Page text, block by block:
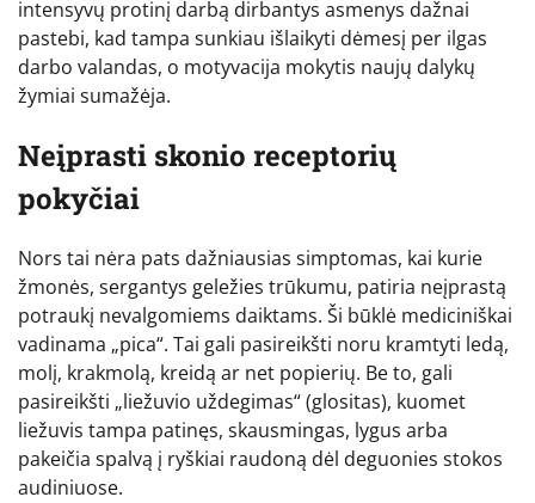
intensyvų protinį darbą dirbantys asmenys dažnai
pastebi, kad tampa sunkiau išlaikyti dėmesį per ilgas
darbo valandas, o motyvacija mokytis naujų dalykų
žymiai sumažėja.
Neįprasti skonio receptorių
pokyčiai
Nors tai nėra pats dažniausias simptomas, kai kurie
žmonės, sergantys geležies trūkumu, patiria neįprastą
potraukį nevalgomiems daiktams. Ši būklė mediciniškai
vadinama „pica“. Tai gali pasireikšti noru kramtyti ledą,
molį, krakmolą, kreidą ar net popierių. Be to, gali
pasireikšti „liežuvio uždegimas“ (glositas), kuomet
liežuvis tampa patinęs, skausmingas, lygus arba
pakeičia spalvą į ryškiai raudoną dėl deguonies stokos
audiniuose.